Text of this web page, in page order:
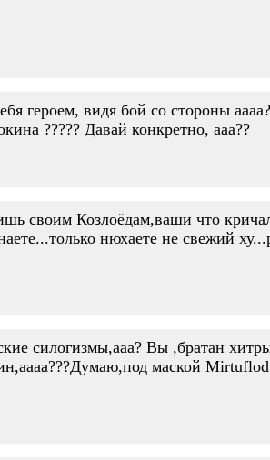
героем, видя бой со стороны
????? Давай конкретно, ааа??
своим Козлоёдам,ваши что
нюхаете не свежий
силогизмы,ааа? Вы ,братан
маской